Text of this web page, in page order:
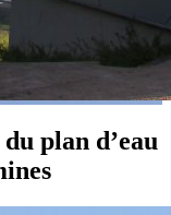
plan d’eau